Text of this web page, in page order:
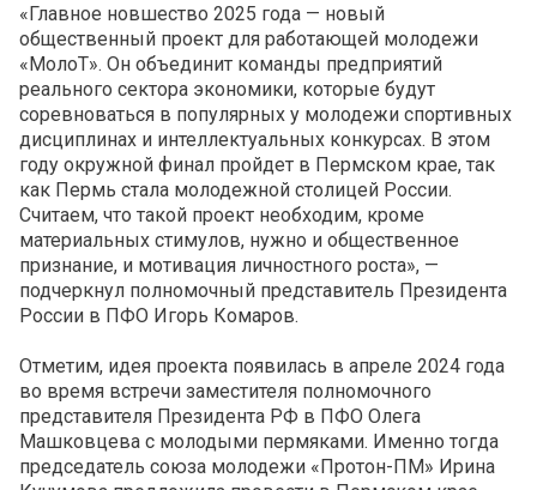
«Главное новшество 2025 года — новый
общественный проект для работающей молодежи
«МолоТ». Он объединит команды предприятий
реального сектора экономики, которые будут
соревноваться в популярных у молодежи спортивных
дисциплинах и интеллектуальных конкурсах. В этом
году окружной финал пройдет в Пермском крае, так
как Пермь стала молодежной столицей России.
Считаем, что такой проект необходим, кроме
материальных стимулов, нужно и общественное
признание, и мотивация личностного роста», —
подчеркнул полномочный представитель Президента
России в ПФО Игорь Комаров.
Отметим, идея проекта появилась в апреле 2024 года
во время встречи заместителя полномочного
представителя Президента РФ в ПФО Олега
Машковцева с молодыми пермяками. Именно тогда
председатель союза молодежи «Протон-ПМ» Ирина